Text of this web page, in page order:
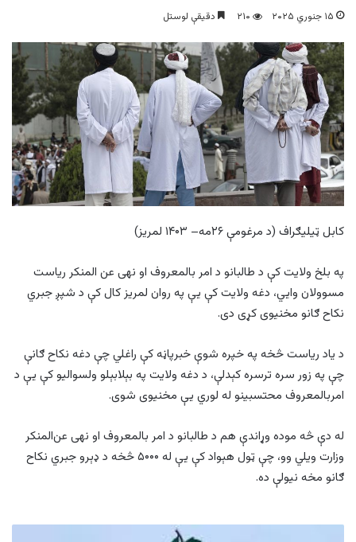
۱۵ جنوري ۲۰۲۵ ۲۱۰ دقیقې لوستل
کابل ټيليګراف (د مرغومې ۲۶مه– ۱۴۰۳ لمريز)
په بلخ ولايت کې د طالبانو د امر بالمعروف او نهی عن المنکر رياست
مسوولان وايي، دغه ولايت کې يې په روان لمریز کال کې د شپږ جبري
نکاح ګانو مخنيوی کړی دی.
د یاد ریاست څخه په خپره شوې خبرپاڼه کې راغلي چې دغه نکاح ګانې
چې په زور سره ترسره کېدلې، د دغه ولايت په بېلابېلو ولسوالیو کې یې د
امربالمعروف محتسبینو له لوري یې مخنيوی شوی.
له دې څه موده وړاندې هم د طالبانو د امر بالمعروف او نهی عن‌المنکر
وزارت ويلي وو، چې ټول هېواد کې يې له ۵۰۰۰ څخه د ډېرو جبري نکاح
ګانو مخه نیولې ده‌.